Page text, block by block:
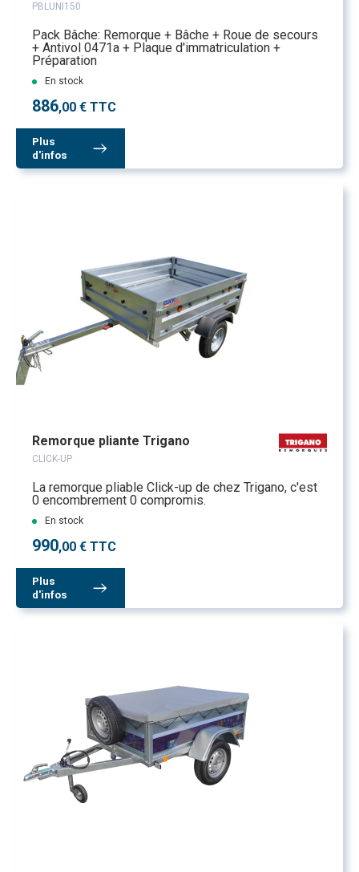
PBLUNI150
Pack Bâche: Remorque + Bâche + Roue de secours
+ Antivol 0471a + Plaque d'immatriculation +
Préparation
En stock
886,00 € TTC
Plus
d'infos
Remorque pliante Trigano
CLICK-UP
La remorque pliable Click-up de chez Trigano, c'est
0 encombrement 0 compromis.
En stock
990,00 € TTC
Plus
d'infos